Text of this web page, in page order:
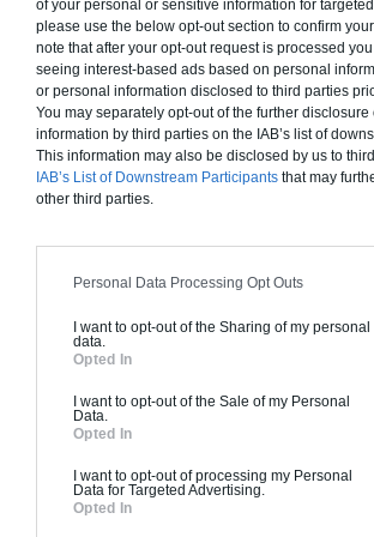
of your personal or sensitive information for
please use the below opt-out section to confirm
note that after your opt-out request is processed
seeing interest-based ads based on personal
or personal information disclosed to third parties
You may separately opt-out of the further disclosure
information by third parties on the IAB’s list of
This information may also be disclosed by us to
IAB’s List of Downstream Participants that may
other third parties.
Personal Data Processing Opt Outs
I want to opt-out of the Sharing of my personal
data.
Opted In
I want to opt-out of the Sale of my Personal
Data.
Opted In
I want to opt-out of processing my Personal
Data for Targeted Advertising.
Opted In
À partir de
325 000€
Je la veux !
Construction ossature
standards. Construction en
Finitions haut de gamme. Le prix
inclut le gros oeuvre et le second
peinture, sols...), mais exclut
À partir de